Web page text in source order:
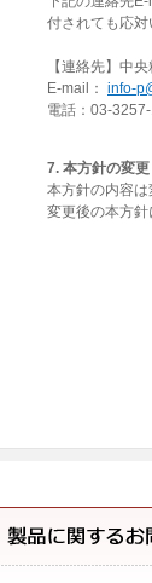
付されても応対
【連絡先】中
E-mail： info-
電話：03-
7. 本方針の変更
本方針の内容は
変更後の本方針